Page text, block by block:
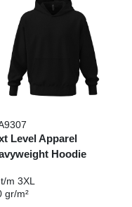
Level Apparel
Hoodie
m 3XL
gr/m²